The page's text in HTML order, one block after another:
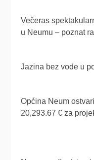
Večeras
u Neumu – poznat
Jazina bez vode u
Općina Neum
20,293.67 € za